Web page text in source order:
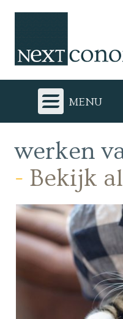
menu
werken
- Bekijk